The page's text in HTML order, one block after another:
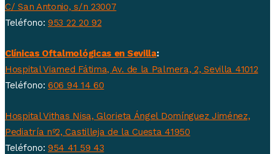
C/ San Antonio, s/n 23007
Teléfono: 953 22 20 92
Clínicas Oftalmológicas en Sevilla:
Hospital Viamed Fátima, Av. de la Palmera, 2, Sevilla 41012
Teléfono: 606 94 14 60
Hospital Vithas Nisa, Glorieta Ángel Domínguez Jiménez,
Pediatría nº2, Castilleja de la Cuesta 41950
Teléfono: 954 41 59 43